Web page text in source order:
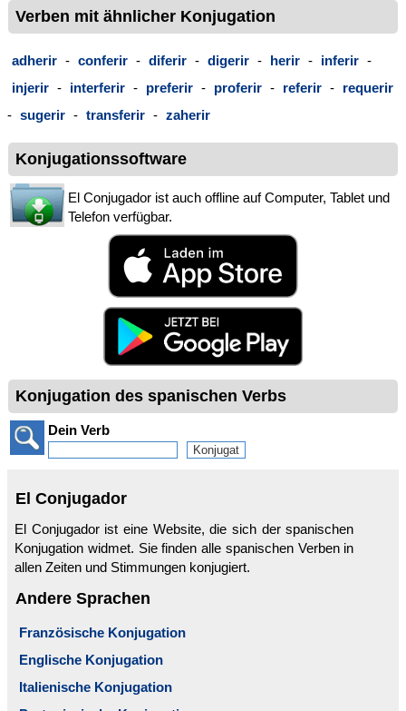
Verben mit ähnlicher Konjugation
adherir - conferir - diferir - digerir - herir - inferir -
injerir - interferir - preferir - proferir - referir - requerir
- sugerir - transferir - zaherir
Konjugationssoftware
El Conjugador ist auch offline auf Computer, Tablet und
Telefon verfügbar.
Konjugation des spanischen Verbs
Dein Verb
El Conjugador
El Conjugador ist eine Website, die sich der spanischen
Konjugation widmet. Sie finden alle spanischen Verben in
allen Zeiten und Stimmungen konjugiert.
Andere Sprachen
Französische Konjugation
Englische Konjugation
Italienische Konjugation